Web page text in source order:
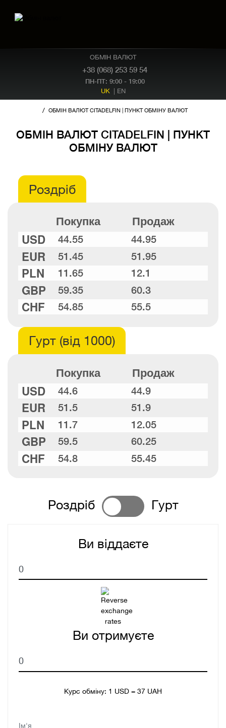
+38 (068) 253 59 54
ОБМІН ВАЛЮТ
ПН-ПТ: 9:00 - 19:00
UK EN
/ ОБМІН ВАЛЮТ CITADELFIN | ПУНКТ ОБМІНУ ВАЛЮТ
ОБМІН ВАЛЮТ CITADELFIN | ПУНКТ
ОБМІНУ ВАЛЮТ
Роздріб
Покупка
Продаж
USD
44.55 44.95
EUR 51.45 51.95
PLN 11.65 12.1
GBP 59.35 60.3
CHF 54.85 55.5
Гурт (від 1000)
Покупка
Продаж
USD
44.6 44.9
EUR 51.5 51.9
PLN 11.7 12.05
GBP 59.5 60.25
CHF 54.8 55.45
Роздріб Гурт
Ви віддаєте
Ви отримуєте
Курс обміну: 1 USD = 37 UAH